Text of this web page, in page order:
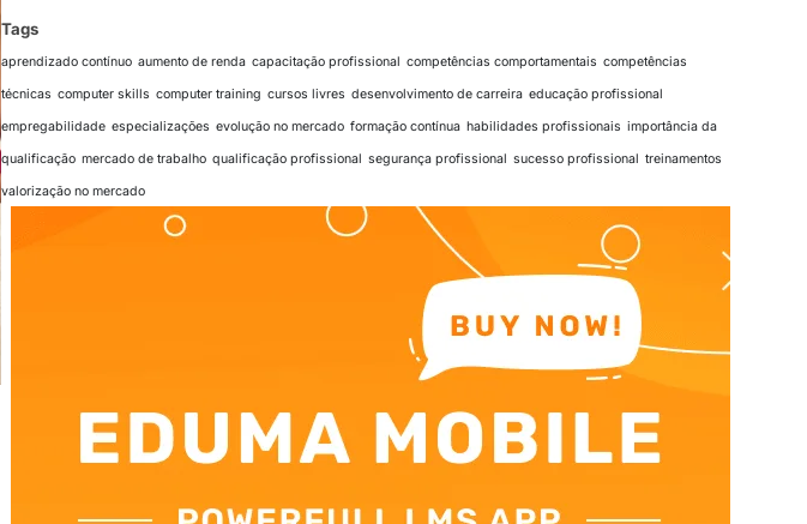
Tags
aprendizado contínuo aumento de renda capacitação profissional competências comportamentais competências
técnicas computer skills computer training cursos livres desenvolvimento de carreira educação profissional
empregabilidade especializações evolução no mercado formação contínua habilidades profissionais importância da
qualificação mercado de trabalho qualificação profissional segurança profissional sucesso profissional treinamentos
valorização no mercado